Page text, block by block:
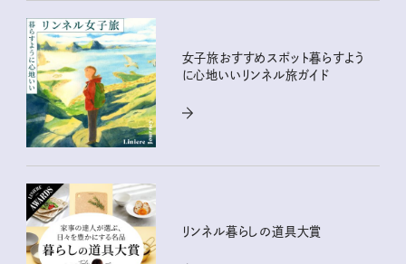
女子旅おすすめスポット暮らすよう
に心地いいリンネル旅ガイド
リンネル暮らしの道具大賞